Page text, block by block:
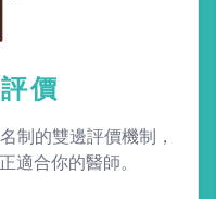
價
制的雙邊評價機制，
適合你的醫師。